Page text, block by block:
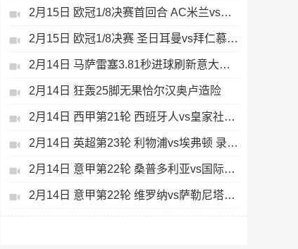
2月15日 欧冠1/8决赛首回合 AC米兰vs热刺 录像 集锦
2月15日 欧冠1/8决赛 圣日耳曼vs拜仁慕尼黑 录像 集锦
2月14日 马萨雷塞3.81秒进球刷新意大利历史
2月14日 狂轰25脚无果恰尔汉奥卢造险
2月14日 西甲第21轮 西班牙人vs皇家社会 录像 集锦
2月14日 英超第23轮 利物浦vs埃弗顿 录像 集锦
2月14日 意甲第22轮 桑普多利亚vs国际米兰 录像 集锦
2月14日 意甲第22轮 维罗纳vs萨勒尼塔纳 录像 集锦